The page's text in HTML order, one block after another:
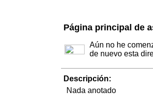
Página principal de
Aún no he
de nuevo esta
Descripción:
Nada anotado